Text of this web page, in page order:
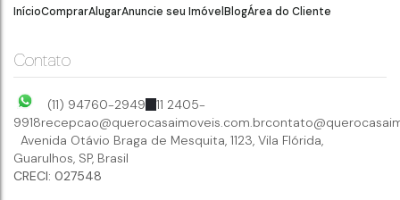
Casa para Venda - Jardim Fortaleza - Guarulhos - SP.
1
53.00m² 2
InícioComprarAlugarAnuncie seu ImóvelBlogÁrea do Cliente
Contato
(11) 94760-2949
11 2405-
9918recepcao@querocasaimoveis.com.br
Avenida Otávio Braga de Mesquita, 1123, Vila Flórida,
Guarulhos, SP, Brasil
CRECI: 027548